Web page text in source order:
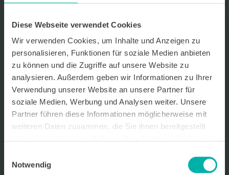
Diese Webseite verwendet Cookies
Wir verwenden Cookies, um Inhalte und Anzeigen zu
personalisieren, Funktionen für soziale Medien anbieten
zu können und die Zugriffe auf unsere Website zu
analysieren. Außerdem geben wir Informationen zu Ihrer
Verwendung unserer Website an unsere Partner für
soziale Medien, Werbung und Analysen weiter. Unsere
Partner führen diese Informationen möglicherweise mit
weiteren Daten zusammen, die Sie ihnen bereitgestellt
Notwendig
persönlichen Interessen auszurichten, stimme ich außerdem zu,
Newsletters zu erfassen und auszuwerten. Der Newsletter enthält
Dienstleistungen lokal ansässiger Werbekunden. Ich kann meine
Einwilligung jederzeit kostenfrei für die Zukunft durch den in jedem
pforzheim.de widerrufen. Meine E-Mail-Adresse wird ausschließlich
zur Zustellung des Newsletters genutzt. Detaillierte Informationen
zum Umgang mit Ihren Daten und der von uns eingesetzten
Newsletter-Software Cleverreach finden Sie in unserer
Datenschutzerklärung.